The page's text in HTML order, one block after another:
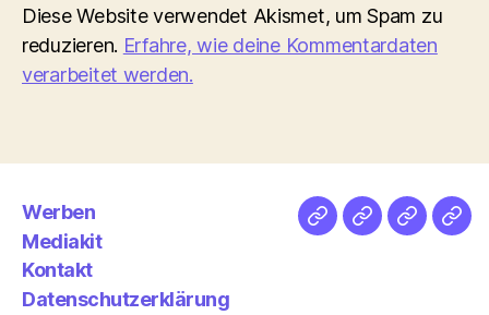
Diese Website verwendet Akismet, um Spam zu
reduzieren. Erfahre, wie deine Kommentardaten
verarbeitet werden.
Werben
Mediakit
Kontakt
Datenschutzerklärung
NetzMedien